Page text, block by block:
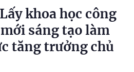
khoa học công
sáng tạo làm
tăng trưởng chủ